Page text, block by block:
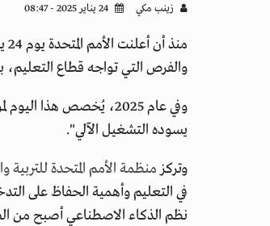
زينب مكي
منذ أن أعلنت الأمم المتحدة يوم 24 يناير
والفرص التي تواجه قطاع التعليم،
وفي عام 2025، يُخصص هذا اليوم لموضوع "
يسوده التشغيل الآلي".
وتركز منظمة الأمم المتحدة للتربية
في التعليم وأهمية الحفاظ على
نظم الذكاء الاصطناعي أصبح من